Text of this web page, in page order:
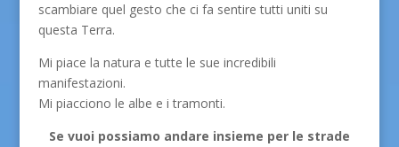
scambiare quel gesto che ci fa sentire tutti uniti su
questa Terra.
Mi piace la natura e tutte le sue incredibili
manifestazioni.
Mi piacciono le albe e i tramonti.
Se vuoi possiamo andare insieme per le strade